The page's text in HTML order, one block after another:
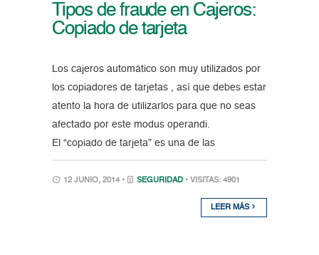
Tipos de fraude en Cajeros:
Copiado de tarjeta
Los cajeros automático son muy utilizados por
los copiadores de tarjetas , así que debes estar
atento la hora de utilizarlos para que no seas
afectado por este modus operandi.
El “copiado de tarjeta” es una de las
12 JUNIO, 2014 • SEGURIDAD • VISITAS: 4901
LEER MÁS